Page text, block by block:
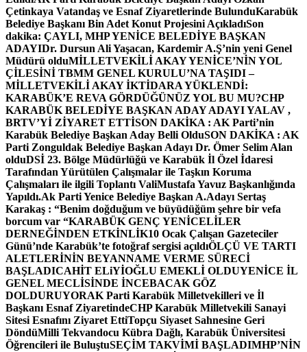
Çetinkaya Vatandaş ve Esnaf Ziyaretlerinde BulunduKarabük
Belediye Başkanı Bin Adet Konut Projesini AçıkladıSon
dakika: ÇAYLI, MHP YENİCE BELEDİYE BAŞKAN
ADAYIDr. Dursun Ali Yaşacan, Kardemir A.Ş’nin yeni Genel
Müdürü olduMİLLETVEKİLİ AKAY YENİCE’NİN YOL
ÇİLESİNİ TBMM GENEL KURULU’NA TAŞIDI –
MİLLETVEKİLİ AKAY İKTİDARA YÜKLENDİ:
KARABÜK’E REVA GÖRDÜĞÜNÜZ YOL BU MU?CHP
KARABÜK BELEDİYE BAŞKAN ADAY ADAYI YALAV ,
BRTV’Yİ ZİYARET ETTİSON DAKİKA : AK Parti’nin
Karabük Belediye Başkan Aday Belli OlduSON DAKİKA : AK
Parti Zonguldak Belediye Başkan Adayı Dr. Ömer Selim Alan
olduDSİ 23. Bölge Müdürlüğü ve Karabük İl Özel İdaresi
Tarafından Yürütülen Çalışmalar ile Taşkın Koruma
Çalışmaları ile ilgili Toplantı ValiMustafa Yavuz Başkanlığında
Yapıldı.Ak Parti Yenice Belediye Başkan A.Adayı Sertaş
Karakaş : “Benim doğduğum ve büyüdüğüm şehre bir vefa
borcum var “KARABÜK GENÇ YENİCELİLER
DERNEĞİNDEN ETKİNLİK10 Ocak Çalışan Gazeteciler
Günü’nde Karabük’te fotoğraf sergisi açıldıÖLÇÜ VE TARTI
ALETLERİNİN BEYANNAME VERME SÜRECİ
BAŞLADICAHİT ELiYİOĞLU EMEKLİ OLDUYENİCE İL
GENEL MECLİSİNDE İNCEBACAK GÖZ
DOLDURUYORAK Parti Karabük Milletvekilleri ve İl
Başkanı Esnaf ZiyaretindeCHP Karabük Milletvekili Sanayi
Sitesi Esnafını Ziyaret EttiTopçu Siyaset Sahnesine Geri
DöndüMilli Tekvandocu Kübra Dağlı, Karabük Üniversitesi
Öğrencileri ile BuluştuSEÇİM TAKVİMİ BAŞLADIMHP’NİN